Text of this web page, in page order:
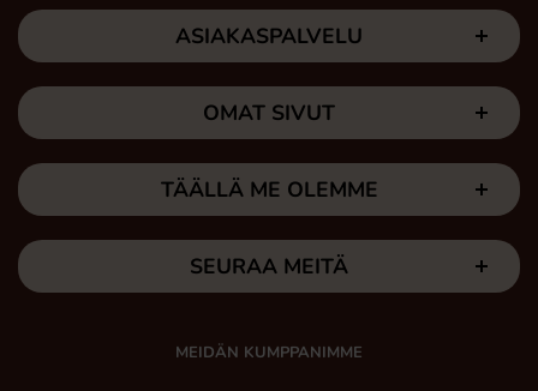
ASIAKASPALVELU
OMAT SIVUT
TÄÄLLÄ ME OLEMME
SEURAA MEITÄ
MEIDÄN KUMPPANIMME